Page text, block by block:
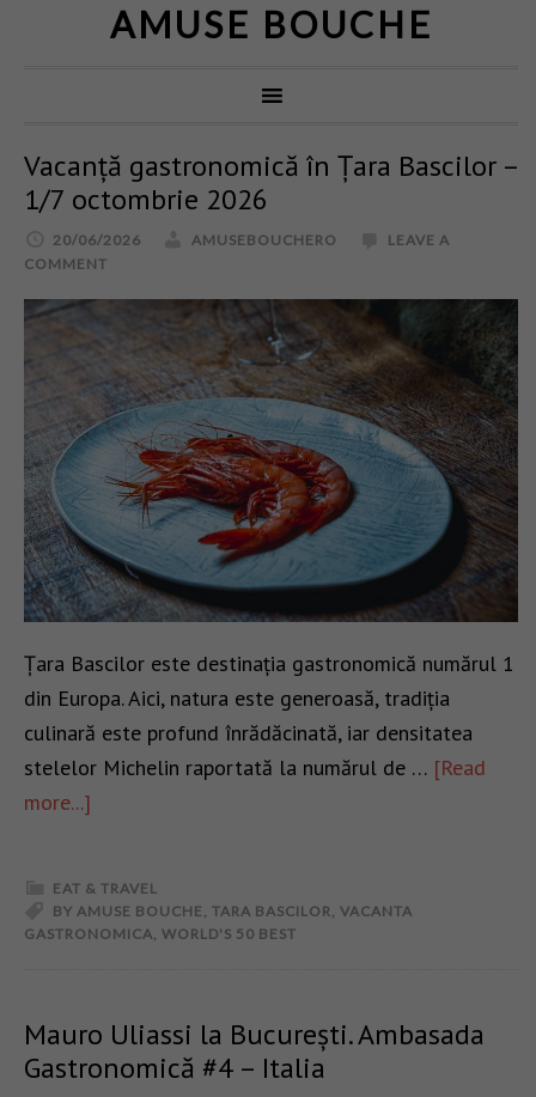
AMUSE BOUCHE
Vacanță gastronomică în Țara Bascilor –
1/7 octombrie 2026
20/06/2026 AMUSEBOUCHERO
LEAVE A
COMMENT
Țara Bascilor este destinația gastronomică numărul 1
din Europa. Aici, natura este generoasă, tradiția
culinară este profund înrădăcinată, iar densitatea
stelelor Michelin raportată la numărul de … [Read
more...]
EAT & TRAVEL
BY AMUSE BOUCHE TARA BASCILOR VACANTA
GASTRONOMICA WORLD'S 50 BEST
Mauro Uliassi la București. Ambasada
Gastronomică #4 – Italia